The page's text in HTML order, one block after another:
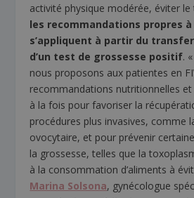
activité physique modérée, éviter le
les recommandations propres
s’appliquent à partir du
d’un test de grossesse positif.
nous proposons aux patientes en
recommandations nutritionnelles et
à la fois pour favoriser la
procédures plus invasives, comme
ovocytaire, et pour prévenir
la grossesse, telles que la
à la consommation d’aliments à
Marina Solsona, gynécologue